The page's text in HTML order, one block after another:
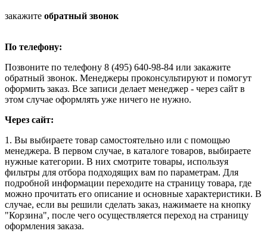
закажите обратный звонок
По телефону:
Позвоните по телефону 8 (495) 640-98-84 или закажите
обратный звонок. Менеджеры проконсультируют и помогут
оформить заказ. Все записи делает менеджер - через сайт в
этом случае оформлять уже ничего не нужно.
Через сайт:
1. Вы выбираете товар самостоятельно или с помощью
менеджера. В первом случае, в каталоге товаров, выбираете
нужные категории. В них смотрите товары, используя
фильтры для отбора подходящих вам по параметрам. Для
подробной информации переходите на страницу товара, где
можно прочитать его описание и основные характеристики. В
случае, если вы решили сделать заказ, нажимаете на кнопку
"Корзина", после чего осуществляется переход на страницу
оформления заказа.